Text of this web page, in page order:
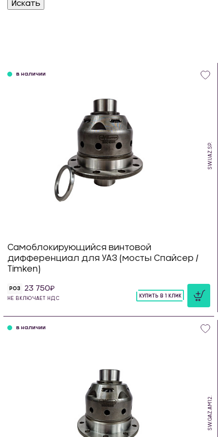
SW.UAZ.SP.
в наличии
Самоблокирующийся винтовой
дифференциал для УАЗ (мосты Спайсер /
Timken)
РОЗ 23 750
НЕ ВКЛЮЧАЕТ НДС
КУПИТЬ В 1 КЛИК
SW.GAZ.AM12.
в наличии